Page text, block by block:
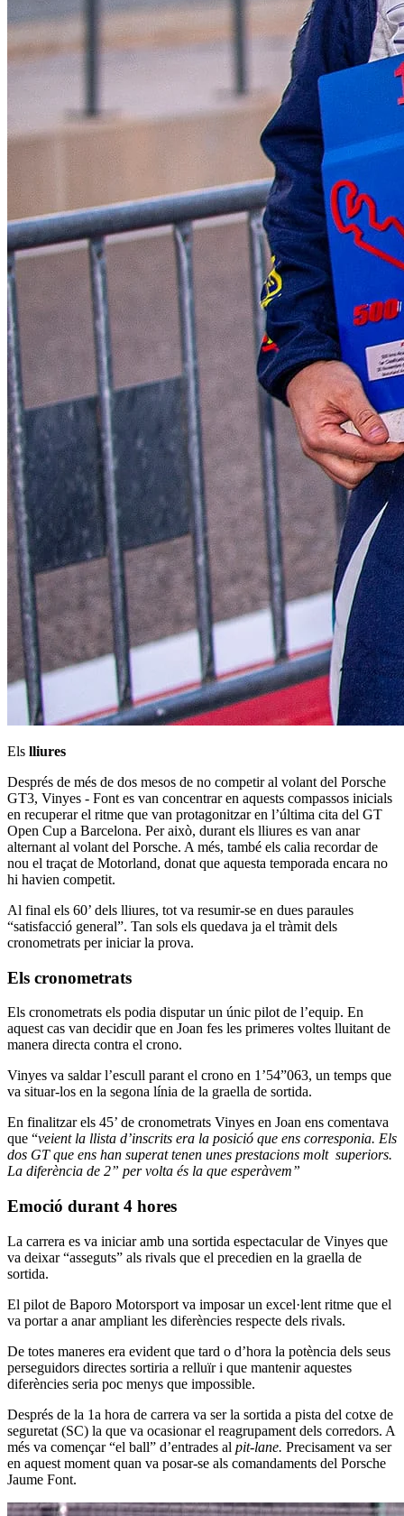
Els lliures
Després de més de dos mesos de no competir al volant del Porsche
GT3, Vinyes - Font es van concentrar en aquests compassos inicials
en recuperar el ritme que van protagonitzar en l’última cita del GT
Open Cup a Barcelona. Per això, durant els lliures es van anar
alternant al volant del Porsche. A més, també els calia recordar de
nou el traçat de Motorland, donat que aquesta temporada encara no
hi havien competit.
Al final els 60’ dels lliures, tot va resumir-se en dues paraules
“satisfacció general”. Tan sols els quedava ja el tràmit dels
cronometrats per iniciar la prova.
Els cronometrats
Els cronometrats els podia disputar un únic pilot de l’equip. En
aquest cas van decidir que en Joan fes les primeres voltes lluitant de
manera directa contra el crono.
Vinyes va saldar l’escull parant el crono en 1’54”063, un temps que
va situar-los en la segona línia de la graella de sortida.
En finalitzar els 45’ de cronometrats Vinyes en Joan ens comentava
que “veient la llista d’inscrits era la posició que ens corresponia. Els
dos GT que ens han superat tenen unes prestacions molt superiors.
La diferència de 2” per volta és la que esperàvem”
Emoció durant 4 hores
La carrera es va iniciar amb una sortida espectacular de Vinyes que
va deixar “asseguts” als rivals que el precedien en la graella de
sortida.
El pilot de Baporo Motorsport va imposar un excel·lent ritme que el
va portar a anar ampliant les diferències respecte dels rivals.
De totes maneres era evident que tard o d’hora la potència dels seus
perseguidors directes sortiria a relluïr i que mantenir aquestes
diferències seria poc menys que impossible.
Després de la 1a hora de carrera va ser la sortida a pista del cotxe de
seguretat (SC) la que va ocasionar el reagrupament dels corredors. A
més va començar “el ball” d’entrades al pit-lane. Precisament va ser
en aquest moment quan va posar-se als comandaments del Porsche
Jaume Font.